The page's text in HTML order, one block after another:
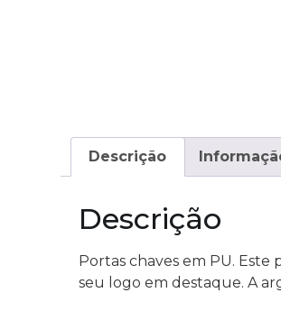
Descrição
Descrição
Portas chaves em PU.
seu logo em destaque. A